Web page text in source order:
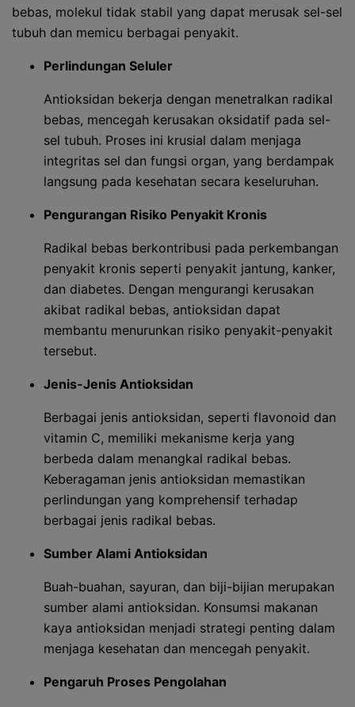
bebas, molekul tidak stabil yang dapat merusak sel-sel
tubuh dan memicu berbagai penyakit.
Perlindungan Seluler
Antioksidan bekerja dengan menetralkan radikal
bebas, mencegah kerusakan oksidatif pada sel-
sel tubuh. Proses ini krusial dalam menjaga
integritas sel dan fungsi organ, yang berdampak
langsung pada kesehatan secara keseluruhan.
Pengurangan Risiko Penyakit Kronis
Radikal bebas berkontribusi pada perkembangan
penyakit kronis seperti penyakit jantung, kanker,
dan diabetes. Dengan mengurangi kerusakan
akibat radikal bebas, antioksidan dapat
membantu menurunkan risiko penyakit-penyakit
tersebut.
Jenis-Jenis Antioksidan
Berbagai jenis antioksidan, seperti flavonoid dan
vitamin C, memiliki mekanisme kerja yang
berbeda dalam menangkal radikal bebas.
Keberagaman jenis antioksidan memastikan
perlindungan yang komprehensif terhadap
berbagai jenis radikal bebas.
Sumber Alami Antioksidan
Buah-buahan, sayuran, dan biji-bijian merupakan
sumber alami antioksidan. Konsumsi makanan
kaya antioksidan menjadi strategi penting dalam
menjaga kesehatan dan mencegah penyakit.
Pengaruh Proses Pengolahan